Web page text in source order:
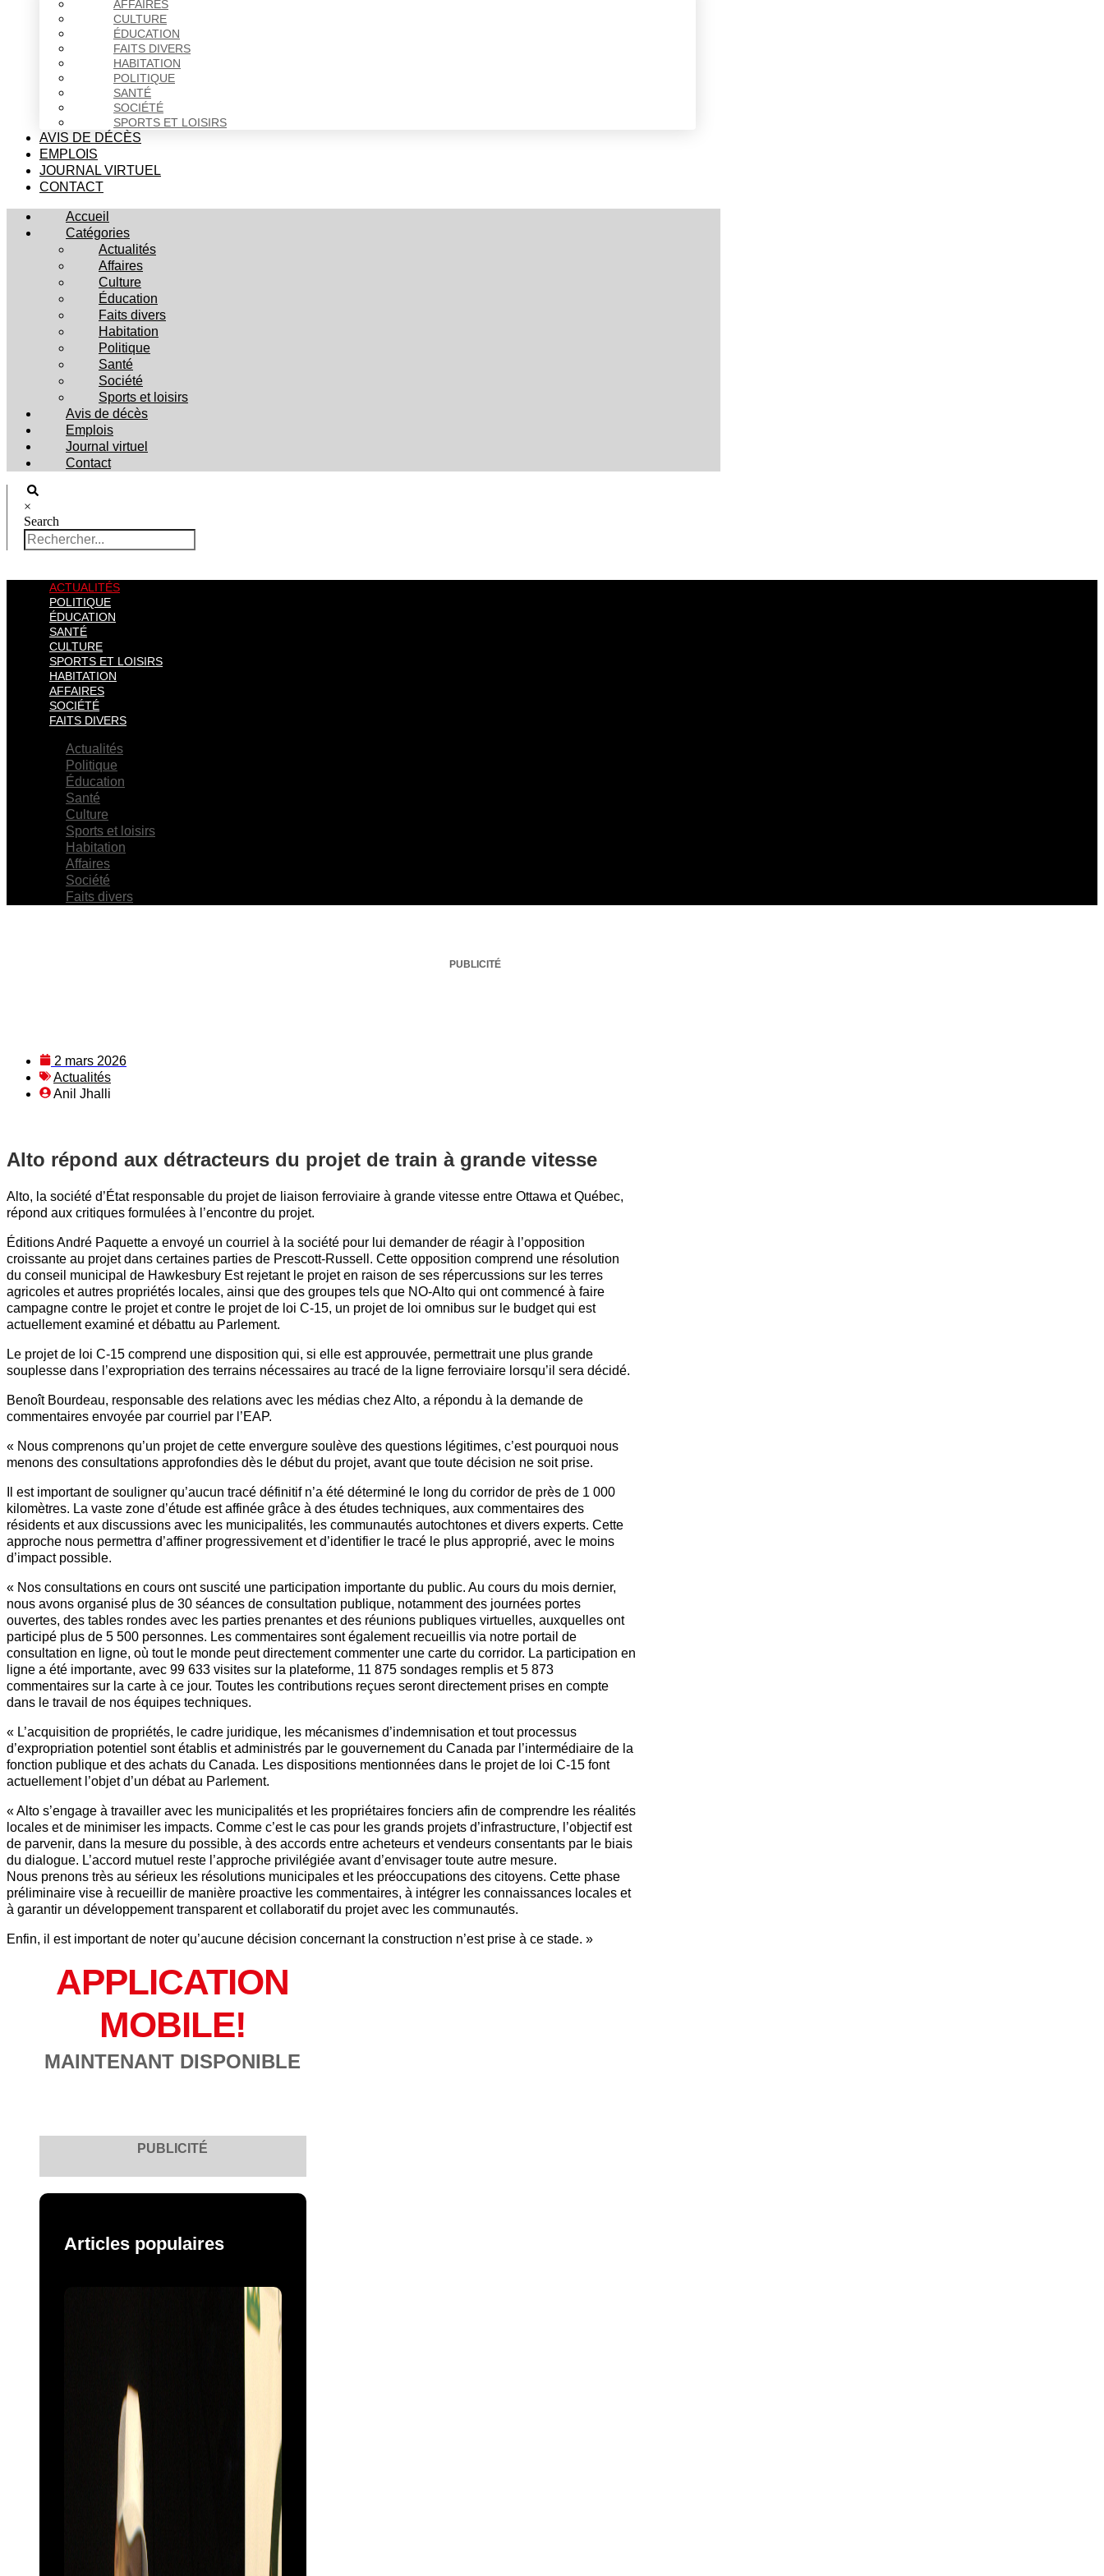
AFFAIRES
CULTURE
ÉDUCATION
FAITS DIVERS
HABITATION
POLITIQUE
SANTÉ
SOCIÉTÉ
SPORTS ET LOISIRS
AVIS DE DÉCÈS
EMPLOIS
JOURNAL VIRTUEL
CONTACT
Accueil
Catégories
Actualités
Affaires
Culture
Éducation
Faits divers
Habitation
Politique
Santé
Société
Sports et loisirs
Avis de décès
Emplois
Journal virtuel
Contact
×
Search
ACTUALITÉS
POLITIQUE
ÉDUCATION
SANTÉ
CULTURE
SPORTS ET LOISIRS
HABITATION
AFFAIRES
SOCIÉTÉ
FAITS DIVERS
Actualités
Politique
Éducation
Santé
Culture
Sports et loisirs
Habitation
Affaires
Société
Faits divers
PUBLICITÉ
2 mars 2026
Actualités
Anil Jhalli
Alto répond aux détracteurs du projet de train à grande vitesse
Alto, la société d’État responsable du projet de liaison ferroviaire à grande vitesse entre Ottawa et Québec,
répond aux critiques formulées à l’encontre du projet.
Éditions André Paquette a envoyé un courriel à la société pour lui demander de réagir à l’opposition
croissante au projet dans certaines parties de Prescott-Russell. Cette opposition comprend une résolution
du conseil municipal de Hawkesbury Est rejetant le projet en raison de ses répercussions sur les terres
agricoles et autres propriétés locales, ainsi que des groupes tels que NO-Alto qui ont commencé à faire
campagne contre le projet et contre le projet de loi C-15, un projet de loi omnibus sur le budget qui est
actuellement examiné et débattu au Parlement.
Le projet de loi C-15 comprend une disposition qui, si elle est approuvée, permettrait une plus grande
souplesse dans l’expropriation des terrains nécessaires au tracé de la ligne ferroviaire lorsqu’il sera décidé.
Benoît Bourdeau, responsable des relations avec les médias chez Alto, a répondu à la demande de
commentaires envoyée par courriel par l’EAP.
« Nous comprenons qu’un projet de cette envergure soulève des questions légitimes, c’est pourquoi nous
menons des consultations approfondies dès le début du projet, avant que toute décision ne soit prise.
Il est important de souligner qu’aucun tracé définitif n’a été déterminé le long du corridor de près de 1 000
kilomètres. La vaste zone d’étude est affinée grâce à des études techniques, aux commentaires des
résidents et aux discussions avec les municipalités, les communautés autochtones et divers experts. Cette
approche nous permettra d’affiner progressivement et d’identifier le tracé le plus approprié, avec le moins
d’impact possible.
« Nos consultations en cours ont suscité une participation importante du public. Au cours du mois dernier,
nous avons organisé plus de 30 séances de consultation publique, notamment des journées portes
ouvertes, des tables rondes avec les parties prenantes et des réunions publiques virtuelles, auxquelles ont
participé plus de 5 500 personnes. Les commentaires sont également recueillis via notre portail de
consultation en ligne, où tout le monde peut directement commenter une carte du corridor. La participation en
ligne a été importante, avec 99 633 visites sur la plateforme, 11 875 sondages remplis et 5 873
commentaires sur la carte à ce jour. Toutes les contributions reçues seront directement prises en compte
dans le travail de nos équipes techniques.
« L’acquisition de propriétés, le cadre juridique, les mécanismes d’indemnisation et tout processus
d’expropriation potentiel sont établis et administrés par le gouvernement du Canada par l’intermédiaire de la
fonction publique et des achats du Canada. Les dispositions mentionnées dans le projet de loi C-15 font
actuellement l’objet d’un débat au Parlement.
« Alto s’engage à travailler avec les municipalités et les propriétaires fonciers afin de comprendre les réalités
locales et de minimiser les impacts. Comme c’est le cas pour les grands projets d’infrastructure, l’objectif est
de parvenir, dans la mesure du possible, à des accords entre acheteurs et vendeurs consentants par le biais
du dialogue. L’accord mutuel reste l’approche privilégiée avant d’envisager toute autre mesure.
Nous prenons très au sérieux les résolutions municipales et les préoccupations des citoyens. Cette phase
préliminaire vise à recueillir de manière proactive les commentaires, à intégrer les connaissances locales et
à garantir un développement transparent et collaboratif du projet avec les communautés.
Enfin, il est important de noter qu’aucune décision concernant la construction n’est prise à ce stade. »
APPLICATION
MOBILE!
MAINTENANT DISPONIBLE
PUBLICITÉ
Articles populaires